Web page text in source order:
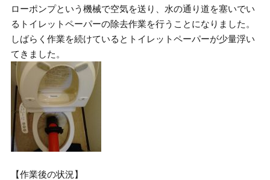
ローポンプという機械で空気を送り、水の通り道を塞いでい
るトイレットペーパーの除去作業を行うことになりました。
しばらく作業を続けているとトイレットペーパーが少量浮い
てきました。
【作業後の状況】